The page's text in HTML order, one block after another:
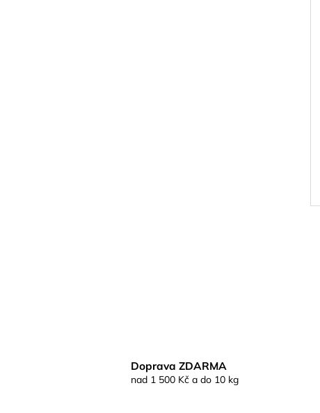
Doprava ZDARMA
nad 1 500 Kč a do 10 kg